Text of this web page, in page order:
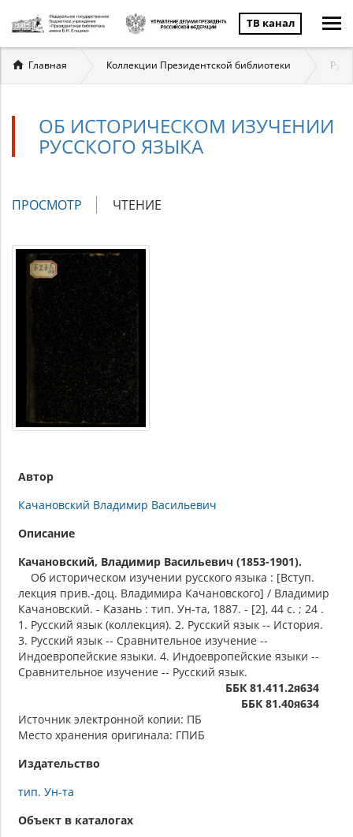
ТВ канал
Вы
здесь
Главная Коллекции Президентской библиотеки
ОБ ИСТОРИЧЕСКОМ ИЗУЧЕНИИ
РУССКОГО ЯЗЫКА
Главные
ПРОСМОТР (АКТИВНАЯ
ЧТЕНИЕ
Автор
Качановский Владимир Васильевич
Описание
Качановский, Владимир Васильевич (1853-1901).
Об историческом изучении русского языка : [Вступ.
лекция прив.-доц. Владимира Качановского] / Владимир
Качановский. - Казань : тип. Ун-та, 1887. - [2], 44 с. ; 24 .
1. Русский язык (коллекция). 2. Русский язык -- История.
3. Русский язык -- Сравнительное изучение --
Индоевропейские языки. 4. Индоевропейские языки --
Сравнительное изучение -- Русский язык.
ББК 81.411.2я634
ББК 81.40я634
Источник электронной копии: ПБ
Место хранения оригинала: ГПИБ
Издательство
тип. Ун-та
Объект в каталогах